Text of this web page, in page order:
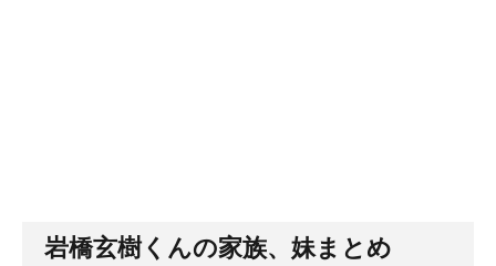
岩橋玄樹くんの家族、妹まとめ